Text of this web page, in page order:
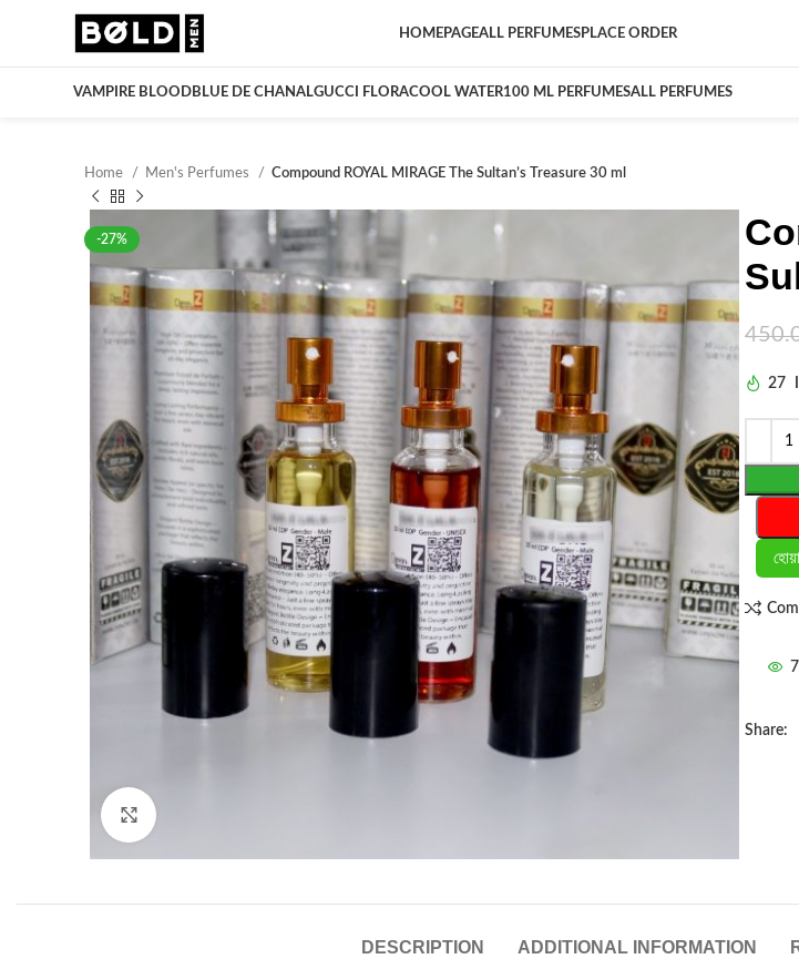
HOMEPAGEALL PERFUMESPLACE ORDER
VAMPIRE BLOODBLUE DE CHANALGUCCI FLORACOOL WATER100 ML PERFUMESALL PERFUMES
Home Men's Perfumes Compound ROYAL MIRAGE The Sultan’s Treasure 30 ml
-27%
27
Share:
DESCRIPTION ADDITIONAL INFORMATION